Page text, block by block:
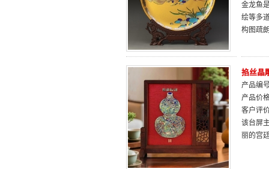
金龙鱼
绘等多
构图疏
掐丝晶
产品编
产品价
客户评
该台屏
丽的宫